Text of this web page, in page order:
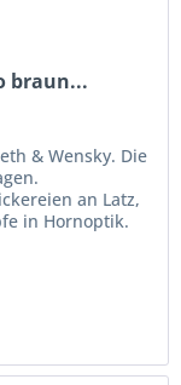
braun...
& Wensky. Die
an Latz,
in Hornoptik.